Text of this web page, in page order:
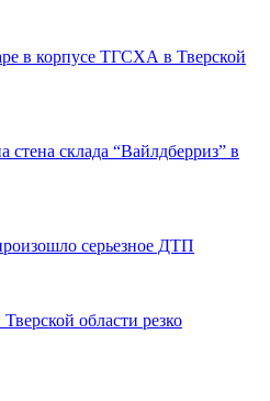
в корпусе ТГСХА в Тверской
склада “Вайлдберриз” в
серьезное ДТП
области резко